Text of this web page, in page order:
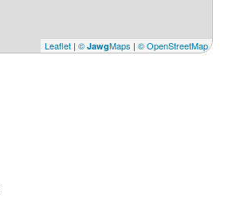
Leaflet | © JawgMaps | © OpenStreetMap